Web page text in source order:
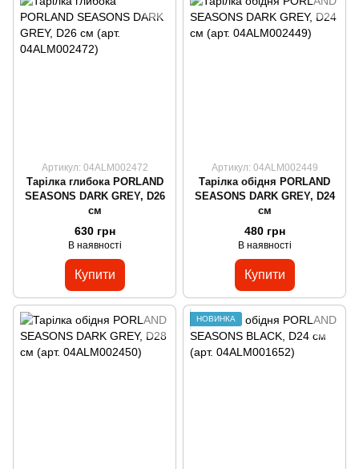
Артикул: 04ALM002472
Тарілка глибока PORLAND
SEASONS DARK GREY, D26
см
630 грн
В наявності
Купити
Артикул: 04ALM002449
Тарілка обідня PORLAND
SEASONS DARK GREY, D24
см
480 грн
В наявності
Купити
НОВИНКА